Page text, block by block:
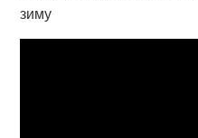
зиму